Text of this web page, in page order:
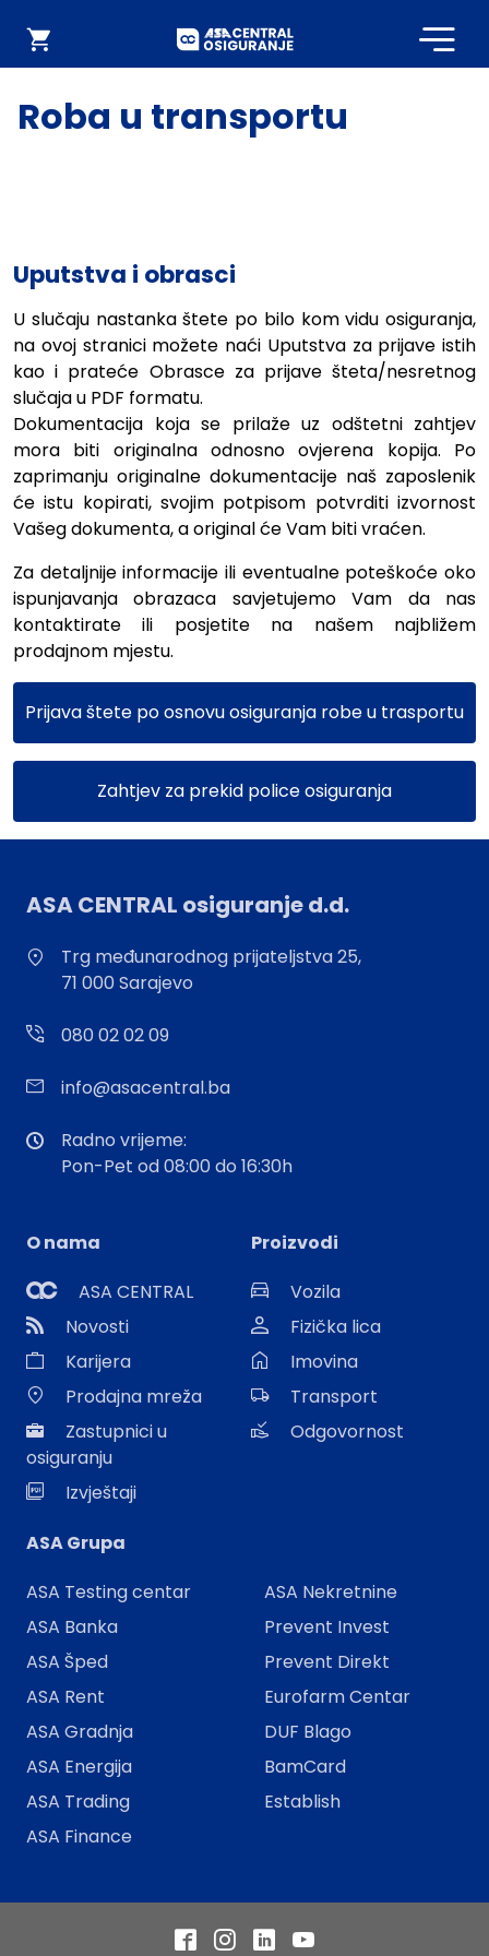
Webshop
Roba u transportu
Uputstva i obrasci
U slučaju nastanka štete po bilo kom vidu osiguranja,
na ovoj stranici možete naći Uputstva za prijave istih
kao i prateće Obrasce za prijave šteta/nesretnog
slučaja u PDF formatu.
Dokumentacija koja se prilaže uz odštetni zahtjev
mora biti originalna odnosno ovjerena kopija. Po
zaprimanju originalne dokumentacije naš zaposlenik
će istu kopirati, svojim potpisom potvrditi izvornost
Vašeg dokumenta, a original će Vam biti vraćen.
Za detaljnije informacije ili eventualne poteškoće oko
ispunjavanja obrazaca savjetujemo Vam da nas
kontaktirate ili posjetite na našem najbližem
prodajnom mjestu.
Prijava štete po osnovu osiguranja robe u trasportu
Zahtjev za prekid police osiguranja
ASA CENTRAL osiguranje d.d.
Trg međunarodnog prijateljstva 25,
71 000 Sarajevo
080 02 02 09
info@asacentral.ba
Radno vrijeme:
Pon-Pet od 08:00 do 16:30h
O nama
ASA CENTRAL
Novosti
Karijera
Prodajna mreža
Zastupnici u
osiguranju
Izvještaji
Proizvodi
Vozila
Fizička lica
Imovina
Transport
Odgovornost
ASA Grupa
ASA Testing centar
ASA Banka
ASA Šped
ASA Rent
ASA Gradnja
ASA Energija
ASA Trading
ASA Finance
ASA Nekretnine
Prevent Invest
Prevent Direkt
Eurofarm Centar
DUF Blago
BamCard
Establish
FacebookInstagram
LinkedInYouTube